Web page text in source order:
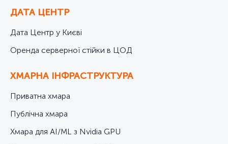
ДАТА ЦЕНТР
Дата Центр у Києві
Оренда серверної стійки в ЦОД
ХМАРНА ІНФРАСТРУКТУРА
Приватна хмара
Публічна хмара
Хмара для AI/ML з Nvidia GPU